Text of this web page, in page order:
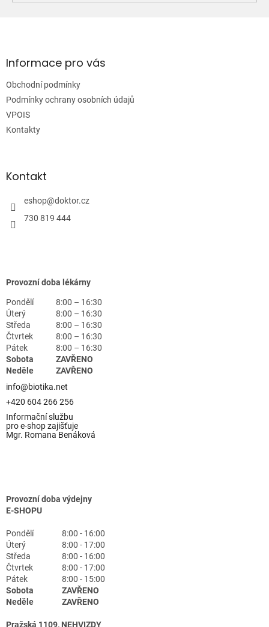
aInformace pro vás
Obchodní podmínky
Podmínky ochrany osobních údajů
VPOIS
Kontakty
Kontakt
eshop@doktor.cz
730 819 444
Provozní doba lékárny
Pondělí
8:00 – 16:30
Úterý
8:00 – 16:30
Středa
8:00 – 16:30
Čtvrtek
8:00 – 16:30
Pátek
8:00 – 16:30
Sobota
ZAVŘENO
Neděle
ZAVŘENO
info@biotika.net
+420 604 266 256
Informační službu
pro e-shop zajišťuje
Mgr. Romana Benáková
Provozní doba výdejny
E-SHOPU
Pondělí
8:00 - 16:00
Úterý
8:00 - 17:00
Středa
8:00 - 16:00
Čtvrtek
8:00 - 17:00
Pátek
8:00 - 15:00
Sobota
ZAVŘENO
Neděle
ZAVŘENO
Pražská 1109, NEHVIZDY